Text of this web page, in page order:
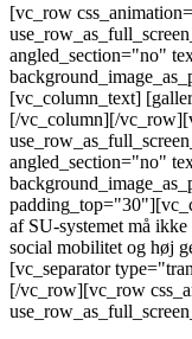
[vc_row
angled_section="no"
[vc_column_text]
[/vc_column][/
angled_section="no"
af SU-systemet må
social mobilitet og høj
[vc_separator
[/vc_row][vc_row